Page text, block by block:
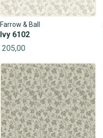
Farrow & Ball
Ivy 6102
205,00